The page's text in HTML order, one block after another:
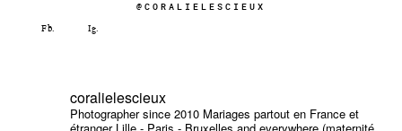
@CORALIELESCIEUX
coralielescieux
Photographer since 2010 Mariages partout en France et